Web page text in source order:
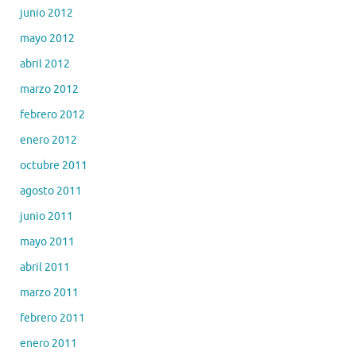
junio 2012
mayo 2012
abril 2012
marzo 2012
febrero 2012
enero 2012
octubre 2011
agosto 2011
junio 2011
mayo 2011
abril 2011
marzo 2011
febrero 2011
enero 2011